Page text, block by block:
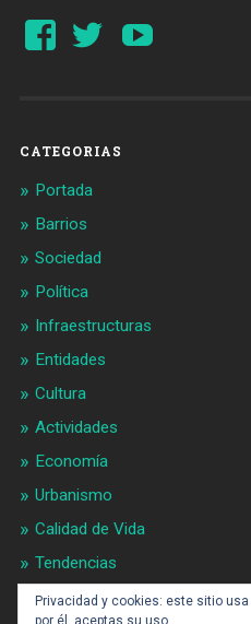
Ver
perfil
Ver
perfil
CATEGORIAS
Portada
Barrios
Sociedad
Política
Infraestructuras
Entidades
Cultura
Actividades
Economía
Urbanismo
Calidad de Vida
Tendencias
Gran BCN
Privacidad y cookies: este sitio
por él, aceptas su uso.